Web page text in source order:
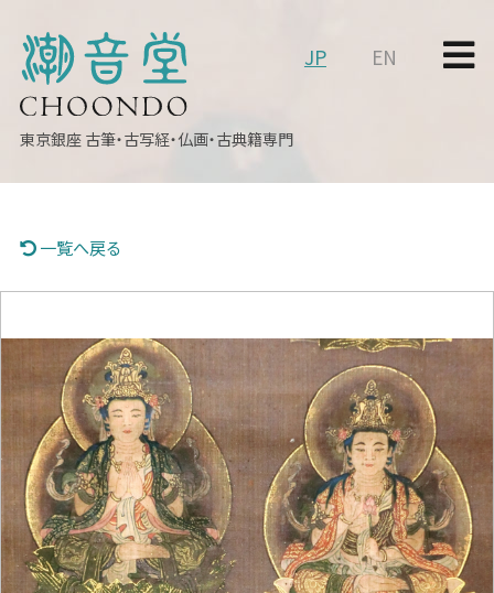
東京銀座 古筆・古写経・仏画・古典籍専門
JP EN
一覧へ戻る